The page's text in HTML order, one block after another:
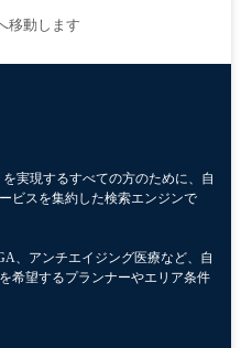
移動します
実現するすべての方のために、自
ビスを集約した検索エンジンで
、アンチエイジング医療など、自
希望するプランナーやエリア条件